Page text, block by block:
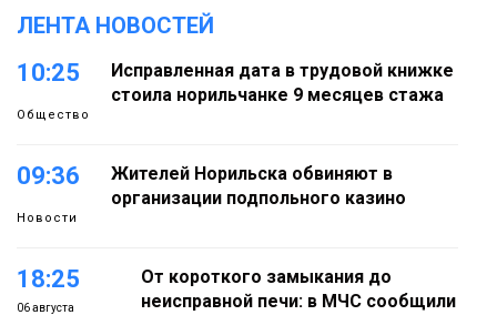
ЛЕНТА НОВОСТЕЙ
10:25
Общество
Исправленная дата в трудовой книжке
стоила норильчанке 9 месяцев стажа
09:36
Новости
Жителей Норильска обвиняют в
организации подпольного казино
18:25
06 августа
От короткого замыкания до
неисправной печи: в МЧС сообщили